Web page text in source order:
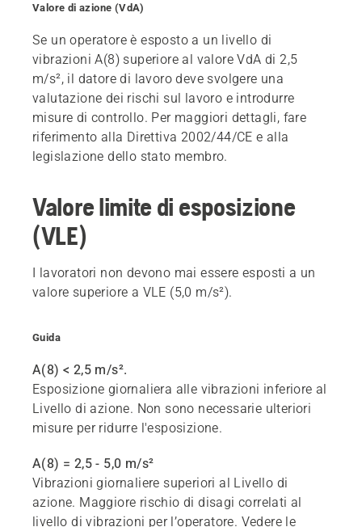
Valore di azione (VdA)
Se un operatore è esposto a un livello di
vibrazioni A(8) superiore al valore VdA di 2,5
m/s², il datore di lavoro deve svolgere una
valutazione dei rischi sul lavoro e introdurre
misure di controllo. Per maggiori dettagli, fare
riferimento alla Direttiva 2002/44/CE e alla
legislazione dello stato membro.
Valore limite di esposizione
(VLE)
I lavoratori non devono mai essere esposti a un
valore superiore a VLE (5,0 m/s²).
Guida
A(8) < 2,5 m/s².
Esposizione giornaliera alle vibrazioni inferiore al
Livello di azione. Non sono necessarie ulteriori
misure per ridurre l'esposizione.
A(8) = 2,5 - 5,0 m/s²
Vibrazioni giornaliere superiori al Livello di
azione. Maggiore rischio di disagi correlati al
livello di vibrazioni per l’operatore. Vedere le